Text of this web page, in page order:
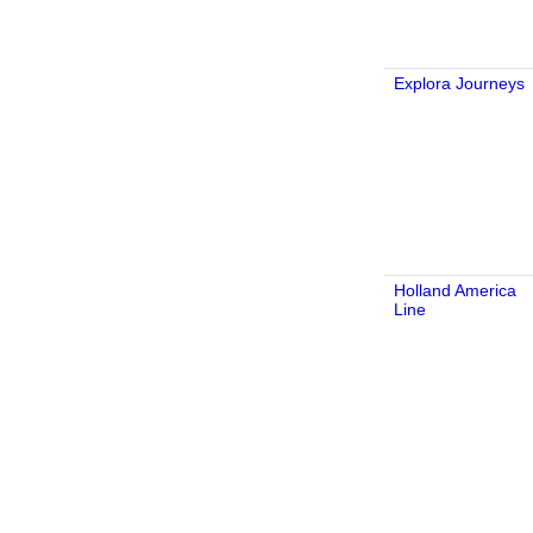
Explora Journeys
Holland America
Line